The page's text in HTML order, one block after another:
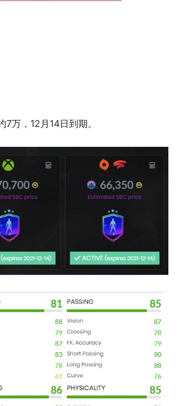
万，12月14日到期。